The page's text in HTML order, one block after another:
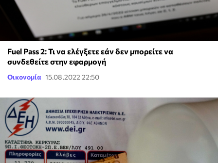
Fuel Pass 2: Τι να ελέγξετε εάν δεν μπορείτε να
συνδεθείτε στην εφαρμογή
Οικονομία 15.08.2022 22:50